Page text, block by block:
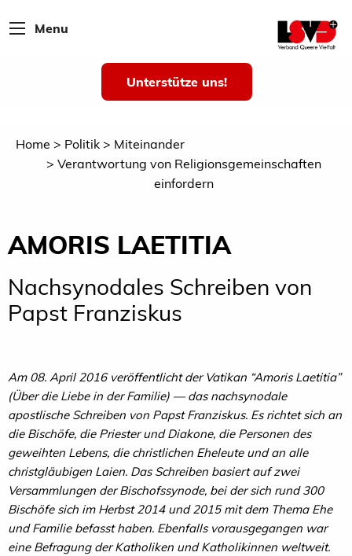
Menu
Unterstütze uns!
Home Politik
Miteinander
Verantwortung von Religionsgemeinschaften
einfordern
AMORIS LAETITIA
Nachsynodales Schreiben von
Papst Franziskus
Am 08. April 2016 veröffentlicht der Vatikan “Amoris Laetitia”
(Über die Liebe in der Familie) — das nachsynodale
apostlische Schreiben von Papst Franziskus. Es richtet sich an
die Bischöfe, die Priester und Diakone, die Personen des
geweihten Lebens, die christlichen Eheleute und an alle
christgläubigen Laien. Das Schreiben basiert auf zwei
Versammlungen der Bischofssynode, bei der sich rund 300
Bischöfe sich im Herbst 2014 und 2015 mit dem Thema Ehe
und Familie befasst haben. Ebenfalls vorausgegangen war
eine Befragung der Katholiken und Katholikinnen weltweit.